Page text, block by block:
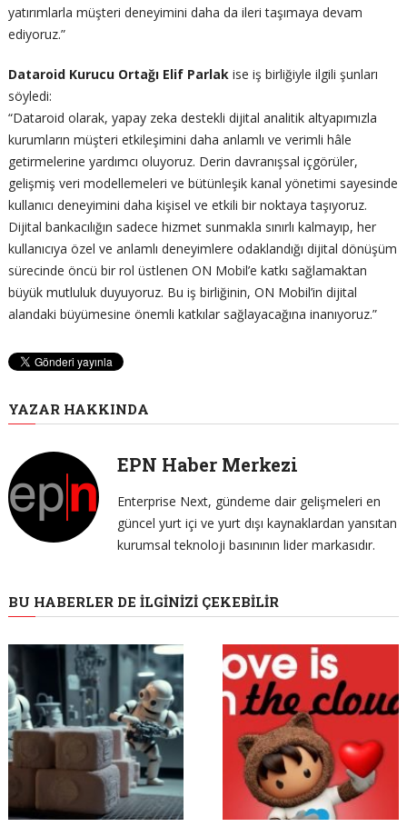
yatırımlarla müşteri deneyimini daha da ileri taşımaya devam
ediyoruz.”
Dataroid Kurucu Ortağı Elif Parlakise iş birliğiyle ilgili şunları
söyledi:
“Dataroid olarak, yapay zeka destekli dijital analitik altyapımızla
kurumların müşteri etkileşimini daha anlamlı ve verimli hâle
getirmelerine yardımcı oluyoruz. Derin davranışsal içgörüler,
gelişmiş veri modellemeleri ve bütünleşik kanal yönetimi sayesinde
kullanıcı deneyimini daha kişisel ve etkili bir noktaya taşıyoruz.
Dijital bankacılığın sadece hizmet sunmakla sınırlı kalmayıp, her
kullanıcıya özel ve anlamlı deneyimlere odaklandığı dijital dönüşüm
sürecinde öncü bir rol üstlenen ON Mobil’e katkı sağlamaktan
büyük mutluluk duyuyoruz. Bu iş birliğinin, ON Mobil’in dijital
alandaki büyümesine önemli katkılar sağlayacağına inanıyoruz.”
YAZAR HAKKINDA
EPN Haber Merkezi
Enterprise Next, gündeme dair gelişmeleri en
güncel yurt içi ve yurt dışı kaynaklardan yansıtan
kurumsal teknoloji basınının lider markasıdır.
BU HABERLER DE İLGINIZI ÇEKEBILIR